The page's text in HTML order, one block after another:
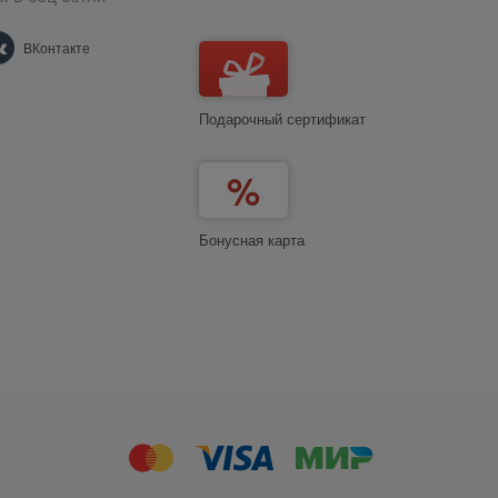
ВКонтакте
Подарочный сертификат
Бонусная карта